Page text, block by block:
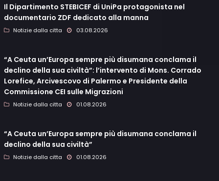
Il Dipartimento STEBICEF di UniPa protagonista nel
documentario ZDF dedicato alla manna
Notizie dalla citta 03.08.2026
“A Ceuta un’Europa sempre più disumana conclama il
declino della sua civiltà”: l’intervento di Mons. Corrado
Lorefice, Arcivescovo di Palermo e Presidente della
Commissione CEI sulle Migrazioni
Notizie dalla citta 01.08.2026
“A Ceuta un’Europa sempre più disumana conclama il
declino della sua civiltà”
Notizie dalla citta 01.08.2026